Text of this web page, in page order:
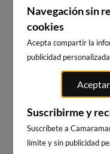
BAIONA
65km · Baiona
Navegación sin
cookies
Acepta compartir la
publicidad
Suscribirme y
Suscríbete a
límite y sin publicidad